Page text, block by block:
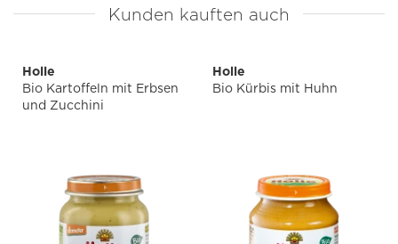
Kunden kauften auch
Holle
Bio Kartoffeln mit Erbsen
und Zucchini
Holle
Bio Kürbis mit Huhn